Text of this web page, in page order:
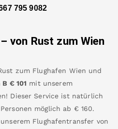
795 9082
von Rust zum Wien
zum Flughafen Wien und
B € 101 mit unserem
Dieser Service ist natürlich
möglich ab € 160.
Flughafentransfer von